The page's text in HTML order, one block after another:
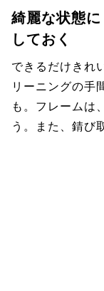
綺麗な状態に
しておく
できるだけきれ
リーニングの手
も。フレームは
う。また、錆び